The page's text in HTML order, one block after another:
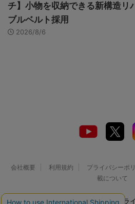
チ】小物を収納できる新構造リ
ブルベルト採用
2026/8/6
会社概要 利用規約 プライバシーポ
載について
© 2026 Watch LIFE NEWS｜ウオッチラ